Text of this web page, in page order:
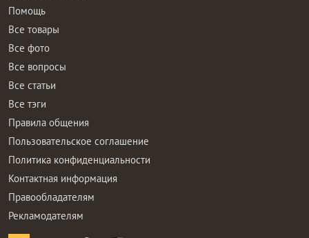
Помощь
Все товары
Все фото
Все вопросы
Все статьи
Все тэги
Правила общения
Пользовательское соглашение
Политика конфиденциальности
Контактная информация
Правообладателям
Рекламодателям